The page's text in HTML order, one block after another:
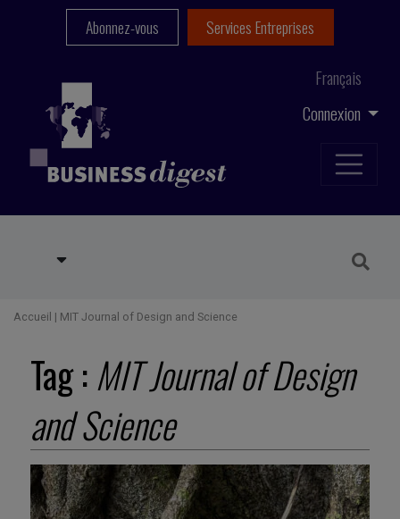
Connexion
Français
Abonnez-vous Services Entreprises
Accueil | MIT Journal of Design and Science
Tag :MIT Journal of Design
and Science